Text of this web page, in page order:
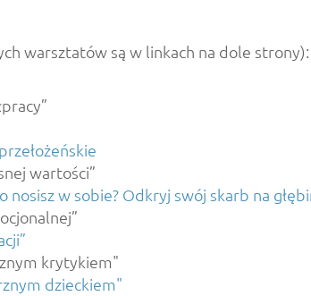
warsztatów są w linkach na dole strony):
wartości”
w sobie? Odkryj swój skarb na
krytykiem"
dzieckiem"